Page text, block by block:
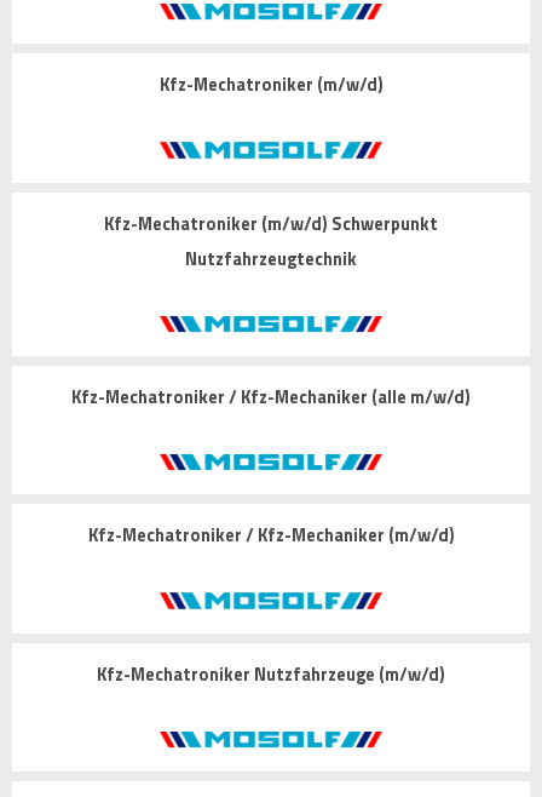
Kfz-Mechatroniker (m/w/d)
Kfz-Mechatroniker (m/w/d) Schwerpunkt
Nutzfahrzeugtechnik
Kfz-Mechatroniker / Kfz-Mechaniker (alle m/w/d)
Kfz-Mechatroniker / Kfz-Mechaniker (m/w/d)
Kfz-Mechatroniker Nutzfahrzeuge (m/w/d)